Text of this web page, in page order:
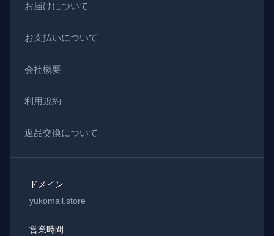
お届けについて
お支払いについて
会社概要
利用規約
返品交換について
ドメイン
yukomall.store
営業時間